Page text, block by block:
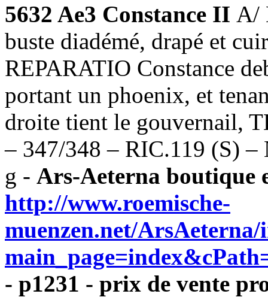
5632 Ae3 Constance II A/
buste diadémé, drapé et
REPARATIO Constance
portant un phoenix, et
droite tient le gouvernail,
– 347/348 – RIC.119 (S)
g - Ars-Aeterna boutique
http://www.roemische-
muenzen.net/
- p1231 - prix de vente